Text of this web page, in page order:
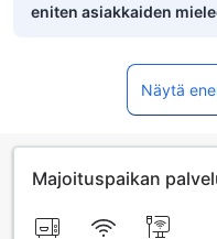
eniten asiakkaiden
Näytä
Majoituspaikan